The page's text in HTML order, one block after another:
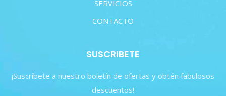
SERVICIOS
CONTACTO
SUSCRIBETE
¡Suscríbete a nuestro boletín de ofertas y obtén fabulosos
descuentos!